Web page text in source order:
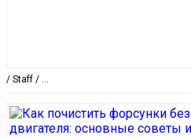
/ Staff / …